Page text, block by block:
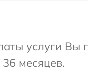
услуги
месяцев.